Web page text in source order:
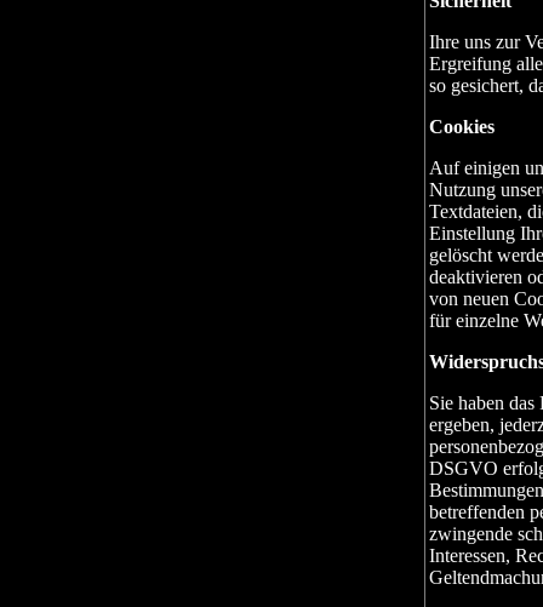
Ihre uns zur
Ergreifung
so gesichert,
Cookies
Auf einigen
Nutzung
Textdateien,
Einstellung
gelöscht
deaktivieren
von neuen
für einzelne
Sie haben
ergeben,
DSGVO
betreffenden
zwingende
Interessen,